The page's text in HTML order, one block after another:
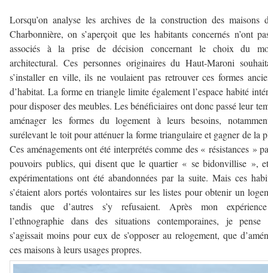
Lorsqu’on analyse les archives de la construction des maisons
Charbonnière, on s’aperçoit que les habitants concernés n’ont
associés à la prise de décision concernant le choix du
architectural. Ces personnes originaires du Haut-Maroni
s’installer en ville, ils ne voulaient pas retrouver ces formes
d’habitat. La forme en triangle limite également l’espace habité
pour disposer des meubles. Les bénéficiaires ont donc passé leur
aménager les formes du logement à leurs besoins,
surélevant le toit pour atténuer la forme triangulaire et gagner de la
Ces aménagements ont été interprétés comme des « résistances »
pouvoirs publics, qui disent que le quartier « se bidonvillise »,
expérimentations ont été abandonnées par la suite. Mais ces
s’étaient alors portés volontaires sur les listes pour obtenir un
tandis que d’autres s’y refusaient. Après mon
l’ethnographie dans des situations contemporaines, je pense
s’agissait moins pour eux de s’opposer au relogement, que
ces maisons à leurs usages propres.